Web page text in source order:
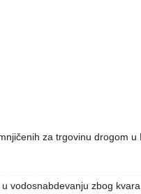
za trgovinu drogom u
vodosnabdevanju zbog